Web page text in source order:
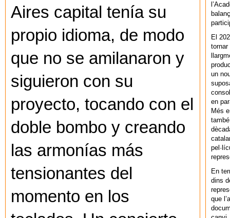
Aires capital tenía su
propio idioma, de modo
que no se amilanaron y
siguieron con su
proyecto, tocando con el
doble bombo y creando
las armonías más
tensionantes del
momento en los
El
un
en
Més
En
dins
que